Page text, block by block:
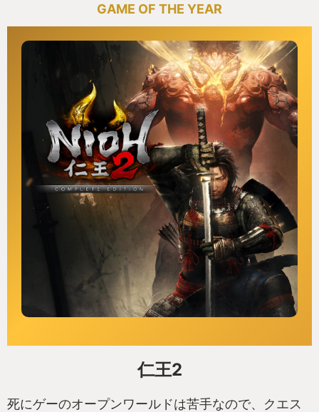
GAME OF THE YEAR
仁王2
死にゲーのオープンワールドは苦手なので、クエス